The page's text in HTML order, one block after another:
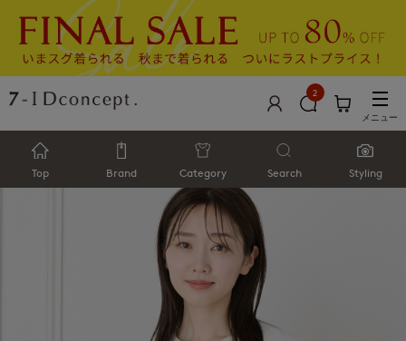
2
メニュー
Top Brand Category Search Styling